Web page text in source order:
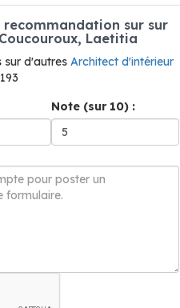
sur sur
Laetitia
sur d'autres Architect d'intérieur
Note (sur 10) :